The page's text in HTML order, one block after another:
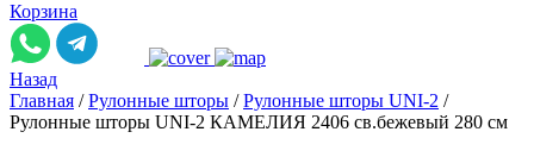
Корзина
Назад
Главная / Рулонные шторы / Рулонные шторы UNI-2 /
Рулонные шторы UNI-2 КАМЕЛИЯ 2406 св.бежевый 280 см